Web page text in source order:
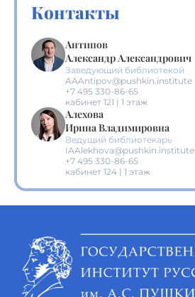
Контакты
Антипов
Александр Александрович
Заведующий библиотекой
AAAntipov@pushkin.institute
+7 495 330-86-65
кабинет 121 | 1 этаж
Алехова
Ирина Владимировна
Ведущий библиотекарь
IAAlekhova@pushkin.institute
+7 495 330-86-65
кабинет 124 | 1 этаж